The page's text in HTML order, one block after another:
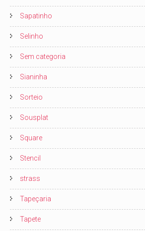
Sapatinho
Selinho
Sem categoria
Sianinha
Sorteio
Sousplat
Square
Stencil
strass
Tapeçaria
Tapete